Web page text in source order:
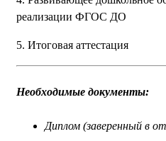
реализации ФГОС ДО
5. Итоговая аттестация
Необходимые документы:
Диплом (заверенный в